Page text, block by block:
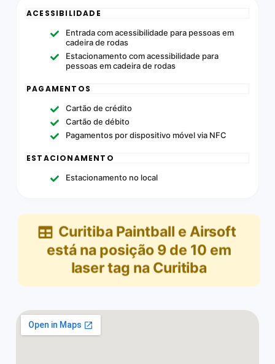
ACESSIBILIDADE
Entrada com acessibilidade para pessoas em
cadeira de rodas
Estacionamento com acessibilidade para
pessoas em cadeira de rodas
PAGAMENTOS
Cartão de crédito
Cartão de débito
Pagamentos por dispositivo móvel via NFC
ESTACIONAMENTO
Estacionamento no local
Curitiba Paintball e Airsoft
está na posição 9 de 10 em
laser tag na Curitiba